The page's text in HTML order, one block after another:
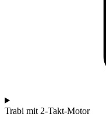
Trabi mit 2-Takt-Motor